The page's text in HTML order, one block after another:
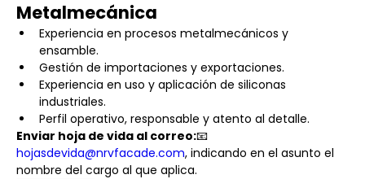
Metalmecánica
Experiencia en procesos metalmecánicos y
ensamble.
Gestión de importaciones y exportaciones.
Experiencia en uso y aplicación de siliconas
industriales.
Perfil operativo, responsable y atento al detalle.
Enviar hoja de vida al correo:
hojasdevida@nrvfacade.com, indicando en el asunto el
nombre del cargo al que aplica.